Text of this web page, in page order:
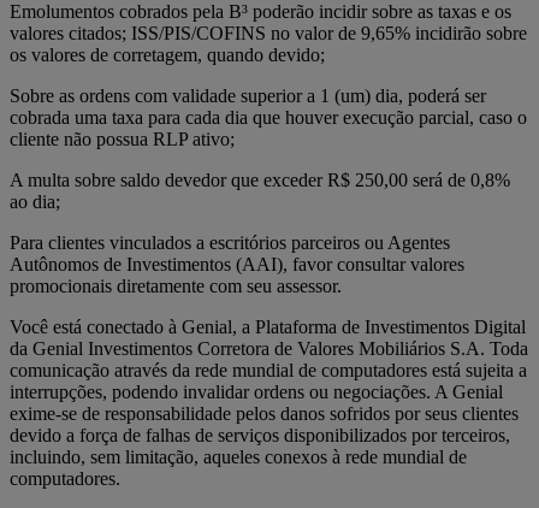
Emolumentos cobrados pela B³ poderão incidir sobre as taxas e os
valores citados; ISS/PIS/COFINS no valor de 9,65% incidirão sobre
os valores de corretagem, quando devido;
Sobre as ordens com validade superior a 1 (um) dia, poderá ser
cobrada uma taxa para cada dia que houver execução parcial, caso o
cliente não possua RLP ativo;
A multa sobre saldo devedor que exceder R$ 250,00 será de 0,8%
ao dia;
Para clientes vinculados a escritórios parceiros ou Agentes
Autônomos de Investimentos (AAI), favor consultar valores
promocionais diretamente com seu assessor.
Você está conectado à Genial, a Plataforma de Investimentos Digital
da Genial Investimentos Corretora de Valores Mobiliários S.A. Toda
comunicação através da rede mundial de computadores está sujeita a
interrupções, podendo invalidar ordens ou negociações. A Genial
exime-se de responsabilidade pelos danos sofridos por seus clientes
devido a força de falhas de serviços disponibilizados por terceiros,
incluindo, sem limitação, aqueles conexos à rede mundial de
computadores.